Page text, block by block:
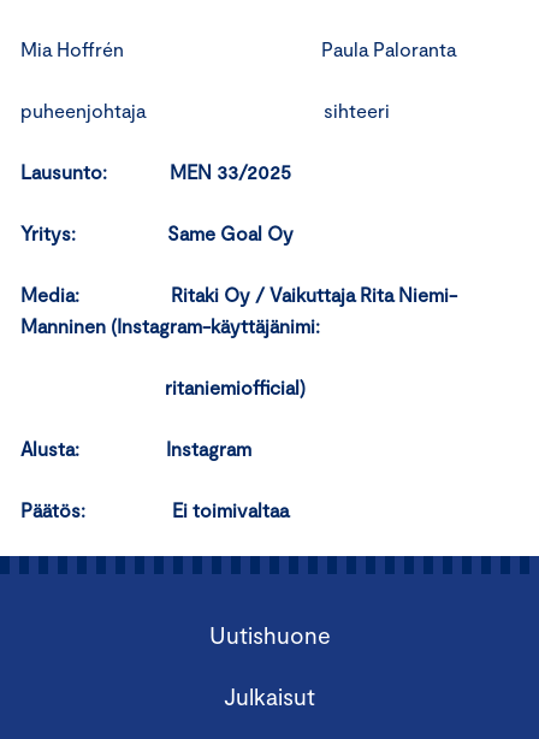
Mia Hoffrén Paula Paloranta
puheenjohtaja sihteeri
Lausunto: MEN 33/2025
Yritys: Same Goal Oy
Media: Ritaki Oy / Vaikuttaja Rita Niemi-
Manninen (Instagram-käyttäjänimi:
ritaniemiofficial)
Alusta: Instagram
Päätös: Ei toimivaltaa
Uutishuone
Julkaisut